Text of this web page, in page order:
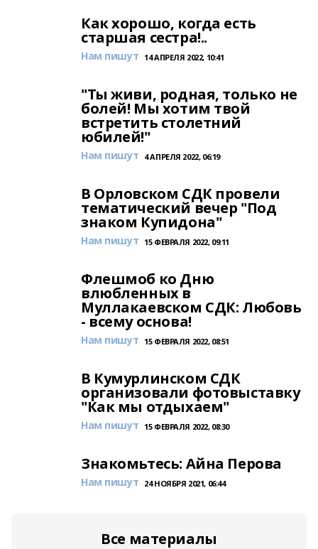
Как хорошо, когда есть
старшая сестра!..
Нам пишут 14 АПРЕЛЯ 2022, 10:41
"Ты живи, родная, только не
болей! Мы хотим твой
встретить столетний
юбилей!"
Нам пишут 4 АПРЕЛЯ 2022, 06:19
В Орловском СДК провели
тематический вечер "Под
знаком Купидона"
Нам пишут 15 ФЕВРАЛЯ 2022, 09:11
Флешмоб ко Дню
влюбленных в
Муллакаевском СДК: Любовь
- всему основа!
Нам пишут 15 ФЕВРАЛЯ 2022, 08:51
В Кумурлинском СДК
организовали фотовыставку
"Как мы отдыхаем"
Нам пишут 15 ФЕВРАЛЯ 2022, 08:30
Знакомьтесь: Айна Перова
Нам пишут 24 НОЯБРЯ 2021, 06:44
Все материалы